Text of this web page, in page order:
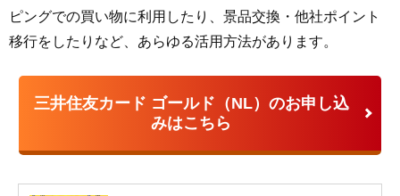
ピングでの買い物に利用したり、景品交換・他社ポイント
移行をしたりなど、あらゆる活用方法があります。
三井住友カード ゴールド（NL）のお申し込
みはこちら